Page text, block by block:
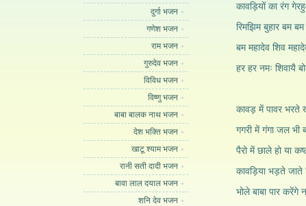
दुर्गा भजन
गणेश भजन
राम भजन
गुरुदेव भजन
विविध भजन
विष्णु भजन
बाबा बालक नाथ भजन
देश भक्ति भजन
खाटू श्याम भजन
रानी सती दादी भजन
बावा लाल दयाल भजन
शनि देव भजन
कावड़ियों का रंग
रिमझिम बुहार बम
बम महादेव शिव
हर हर नमः शिवायै
कावड़ में पावर भरते
गगरी में गंगा जल भी
पैरो में छाले हो या
कावड़िया भड़ते जाते
भोले बाबा पार करेंगे